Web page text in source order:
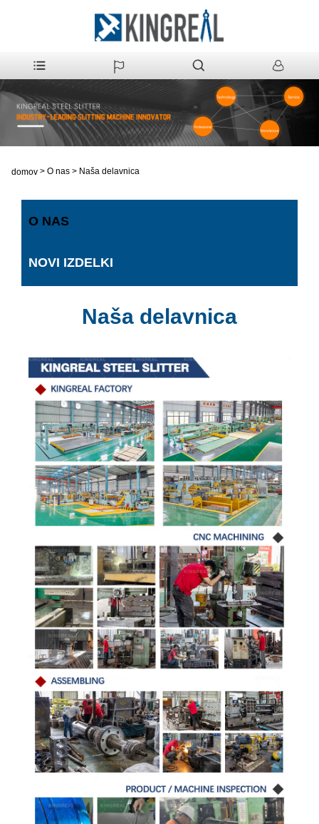
domov > O nas > Naša delavnica
O NAS
NOVI IZDELKI
Naša delavnica